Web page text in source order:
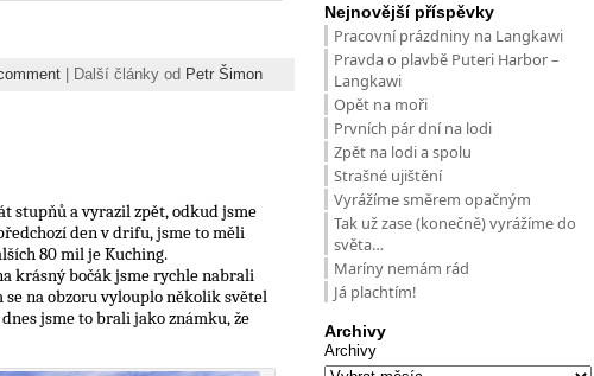
| Další články od Petr Šimon
stupňů a vyrazil zpět, odkud jsme
den v drifu, jsme to měli
80 mil je Kuching.
krásný bočák jsme rychle nabrali
na obzoru vylouplo několik světel
jsme to brali jako známku, že
Nejnovější příspěvky
Pracovní prázdniny na Langkawi
Pravda o plavbě Puteri Harbor –
Langkawi
Opět na moři
Prvních pár dní na lodi
Zpět na lodi a spolu
Strašné ujištění
Vyrážíme směrem opačným
Tak už zase (konečně) vyrážíme do
světa…
Maríny nemám rád
Já plachtím!
Archivy
Archivy